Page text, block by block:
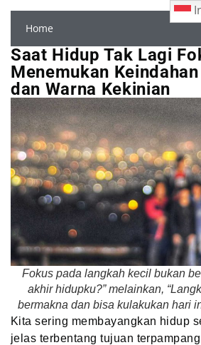
Home
Saat Hidup Tak Lagi
Menemukan
dan Warna Kekinian
Fokus pada langkah kecil bukan
akhir hidupku?” melainkan,
bermakna dan bisa kulakukan hari
Kita sering membayangkan hidup
jelas terbentang tujuan